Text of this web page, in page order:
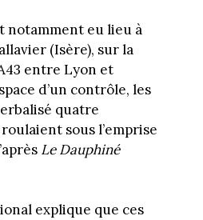
notamment eu lieu à
(Isère), sur la
entre Lyon et
d’un contrôle, les
quatre
sous l’emprise
Le Dauphiné
explique que ces